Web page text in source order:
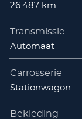
26.487 km
Transmissie
Automaat
Carrosserie
Stationwagon
Bekleding